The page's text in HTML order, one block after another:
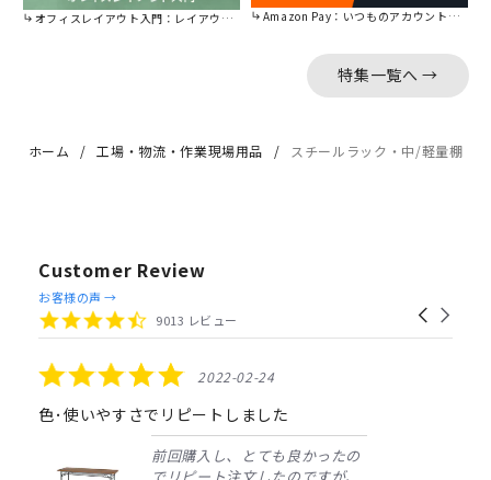
オフィスレイアウト入門：レイアウトの基本をご紹介。 Amazon Pay：いつものアカウントで簡単に決済可能。
特集一覧へ →
ホーム 工場・物流・作業現場用品 スチールラック・中/軽量棚
Customer Review
Reviews
carousel
Carousel
4.4
star
9013 レビュー
お客様の声 →
5.0
star
rating
2022-02-24
色･使いやすさでリピートしました
前回購入し、とても良かったの